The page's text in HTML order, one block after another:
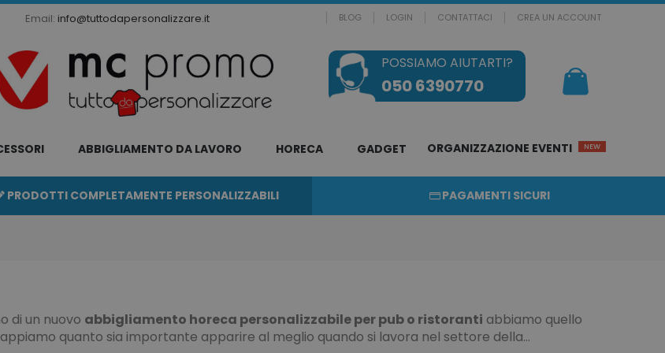
Email: info@tuttodapersonalizzare.it BLOG LOGIN CONTATTACI CREA UN ACCOUNT
POSSIAMO AIUTARTI?
050 6390770
ABBIGLIAMENTO DA LAVORO HORECA GADGET ORGANIZZAZIONE EVENTI NEW
PRODOTTI COMPLETAMENTE PERSONALIZZABILI PAGAMENTI SICURI
di un nuovo abbigliamento horeca personalizzabile per pub o ristoranti abbiamo quello
quanto sia importante apparire al meglio quando si lavora nel settore della